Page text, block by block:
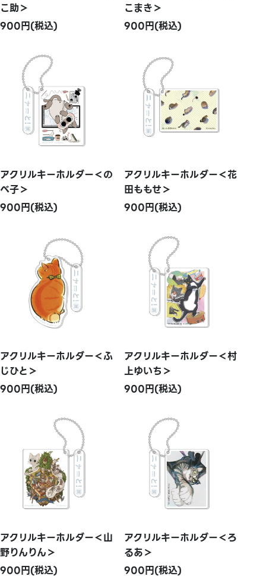
こ助＞
900円(税込)
こまき＞
900円(税込)
アクリルキーホルダー＜の
べ子＞
900円(税込)
アクリルキーホルダー＜花
田ももせ＞
900円(税込)
アクリルキーホルダー＜ふ
じひと＞
900円(税込)
アクリルキーホルダー＜村
上ゆいち＞
900円(税込)
アクリルキーホルダー＜山
野りんりん＞
900円(税込)
アクリルキーホルダー＜ろ
るあ＞
900円(税込)